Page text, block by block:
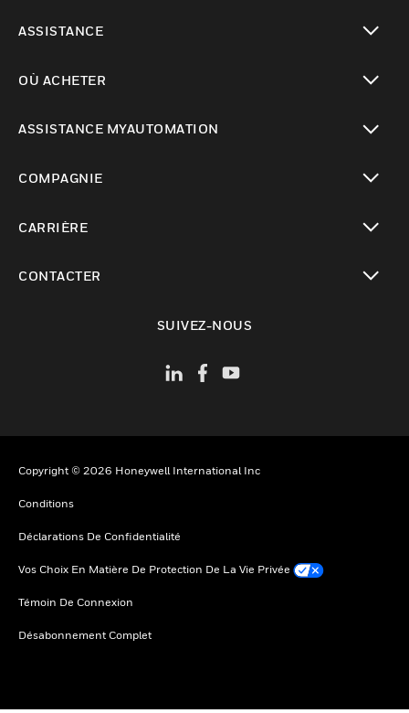
ASSISTANCE
OÙ ACHETER
ASSISTANCE MYAUTOMATION
COMPAGNIE
CARRIÈRE
CONTACTER
SUIVEZ-NOUS
Copyright © 2026 Honeywell International Inc
Conditions
Déclarations De Confidentialité
Vos Choix En Matière De Protection De La Vie Privée
Témoin De Connexion
Désabonnement Complet